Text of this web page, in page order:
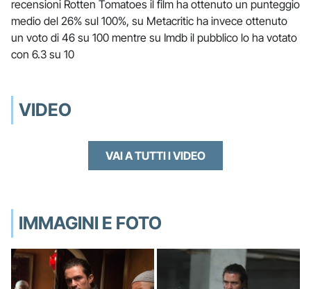
recensioni Rotten Tomatoes il film ha ottenuto un punteggio
medio del 26% sul 100%, su Metacritic ha invece ottenuto
un voto di 46 su 100 mentre su Imdb il pubblico lo ha votato
con 6.3 su 10
VIDEO
VAI A TUTTI I VIDEO
IMMAGINI E FOTO